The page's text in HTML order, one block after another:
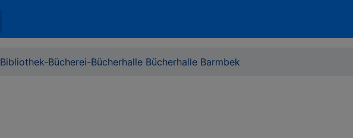
Bibliothek-Bücherei-Bücherhalle Bücherhalle Barmbek